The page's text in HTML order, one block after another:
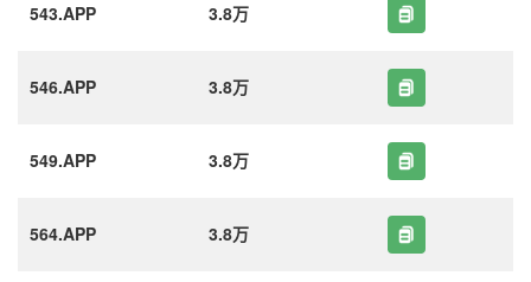
543.APP 3.8万
546.APP 3.8万
549.APP 3.8万
564.APP 3.8万